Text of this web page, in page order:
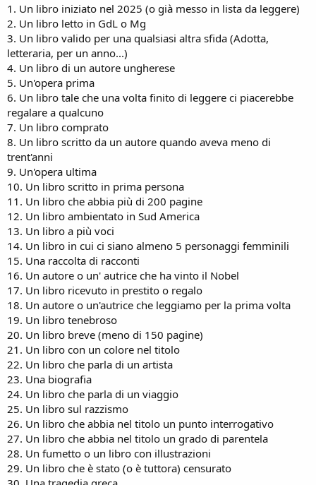
u
s
s
o
n
e
1. Un libro iniziato nel 2025 (o già messo in lista da leggere)
2. Un libro letto in GdL o Mg
3. Un libro valido per una qualsiasi altra sfida (Adotta,
letteraria, per un anno...)
4. Un libro di un autore ungherese
5. Un'opera prima
6. Un libro tale che una volta finito di leggere ci piacerebbe
regalare a qualcuno
7. Un libro comprato
8. Un libro scritto da un autore quando aveva meno di
trent'anni
9. Un'opera ultima
10. Un libro scritto in prima persona
11. Un libro che abbia più di 200 pagine
12. Un libro ambientato in Sud America
13. Un libro a più voci
14. Un libro in cui ci siano almeno 5 personaggi femminili
15. Una raccolta di racconti
16. Un autore o un' autrice che ha vinto il Nobel
17. Un libro ricevuto in prestito o regalo
18. Un autore o un'autrice che leggiamo per la prima volta
19. Un libro tenebroso
20. Un libro breve (meno di 150 pagine)
21. Un libro con un colore nel titolo
22. Un libro che parla di un artista
23. Una biografia
24. Un libro che parla di un viaggio
25. Un libro sul razzismo
26. Un libro che abbia nel titolo un punto interrogativo
27. Un libro che abbia nel titolo un grado di parentela
28. Un fumetto o un libro con illustrazioni
29. Un libro che è stato (o è tuttora) censurato